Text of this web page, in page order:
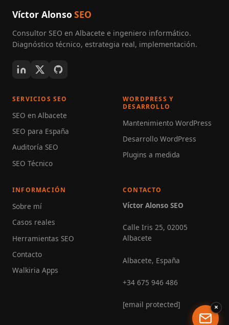
Víctor Alonso SEO
Consultor SEO en Albacete e ingeniero informático.
Diagnóstico técnico, estrategia real, implementación.
SERVICIOS SEO
SEO en Albacete
SEO para España
Auditoría SEO
SEO Técnico
WORDPRESS Y
DESARROLLO
Mantenimiento WordPress
Desarrollo WordPress
Plugins a medida
INFORMACIÓN
Sobre mí
Casos reales
Herramientas SEO
Contacto
Walkiria Apps
CONTACTO
Víctor Alonso SEO
Calle Iris 25, 02005
Albacete
Albacete, España
+34 675 946 486
[email protected] ×